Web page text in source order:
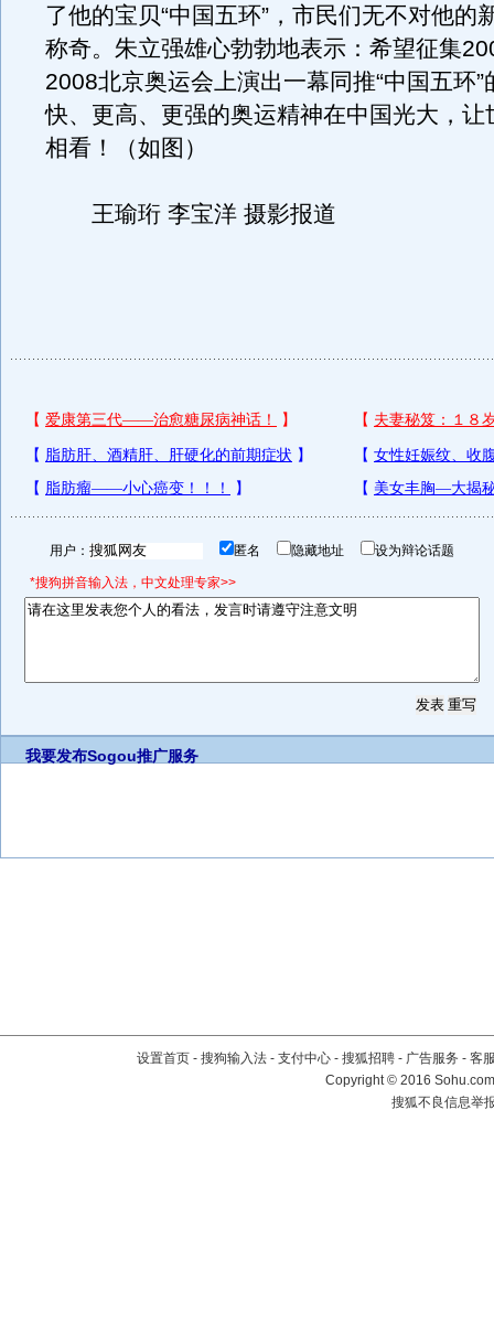
了他的宝贝“中国五环”，市民们无不对他的
称奇。朱立强雄心勃勃地表示：希望征集
2008北京奥运会上演出一幕同推“中国五环
快、更高、更强的奥运精神在中国光大，让
相看！（如图）
王瑜珩 李宝洋 摄影报道
用户： 匿名 隐藏地址 设为辩论话题
*搜狗拼音输入法，中文处理专家>>
我要发布Sogou推广服务
设置首页 - 搜狗输入法 - 支付中心 - 搜狐招聘 - 广告服务 - 客
Copyright©2016
搜狐不良信息举